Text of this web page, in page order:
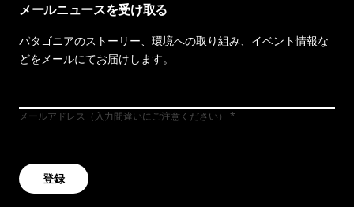
メールニュースを受け取る
パタゴニアのストーリー、環境への取り組み、イベント情報な
どをメールにてお届けします。
メールアドレス（入力間違いにご注意ください）
登録